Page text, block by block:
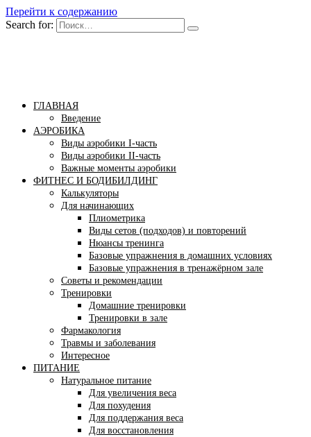
Перейти к содержанию
Search for:
ГЛАВНАЯ
Введение
АЭРОБИКА
Виды аэробики І-часть
Виды аэробики ІІ-часть
Важные моменты аэробики
ФИТНЕС И БОДИБИЛДИНГ
Калькуляторы
Для начинающих
Плиометрика
Виды сетов (подходов) и повторений
Нюансы тренинга
Базовые упражнения в домашних условиях
Базовые упражнения в тренажёрном зале
Советы и рекомендации
Тренировки
Домашние тренировки
Тренировки в зале
Фармакология
Травмы и заболевания
Интересное
ПИТАНИЕ
Натуральное питание
Для увеличения веса
Для похудения
Для поддержания веса
Для восстановления